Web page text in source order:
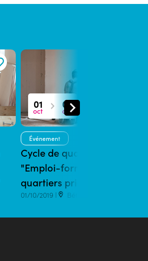
01
oct
02
oct
Événement
Cycle de qualification
"Emploi-formation et
quartiers prioritaires"
01/10/2019 | Béthune